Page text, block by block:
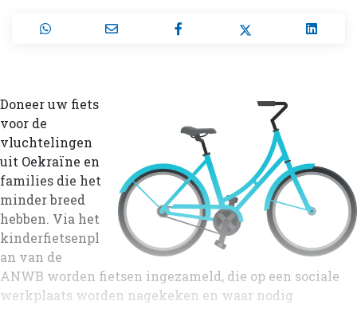
Doneer uw fiets
voor de
vluchtelingen
uit Oekraïne en
families die het
minder breed
hebben. Via het
kinderfietsenpl
an van de
ANWB worden fietsen ingezameld, die op een sociale
werkplaats worden nagekeken en waar nodig